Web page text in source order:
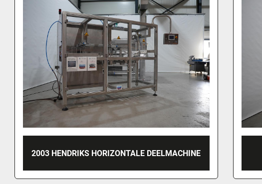
GROBA KAASRASP, KKR300